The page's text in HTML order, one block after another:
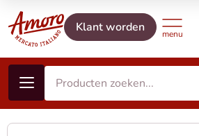
Klant worden